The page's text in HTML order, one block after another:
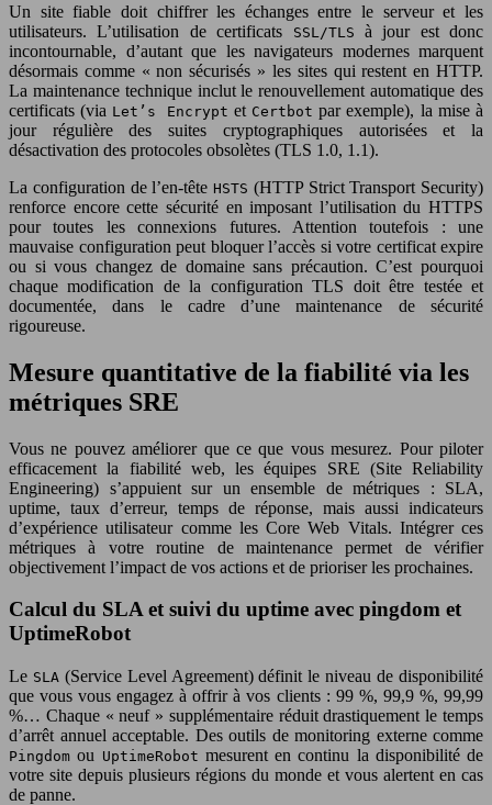
Un site fiable doit chiffrer les échanges entre le serveur et les
utilisateurs. L’utilisation de certificats
SSL/TLS à jour est donc
incontournable, d’autant que les navigateurs modernes marquent
désormais comme « non sécurisés » les sites qui restent en HTTP.
La maintenance technique inclut le renouvellement automatique des
certificats (via Let’s Encrypt et Certbot par exemple), la mise à
jour régulière des suites cryptographiques autorisées et la
désactivation des protocoles obsolètes (TLS 1.0, 1.1).
La configuration de l’en-tête HSTS (HTTP Strict Transport Security)
renforce encore cette sécurité en imposant l’utilisation du HTTPS
pour toutes les connexions futures. Attention toutefois : une
mauvaise configuration peut bloquer l’accès si votre certificat expire
ou si vous changez de domaine sans précaution. C’est pourquoi
chaque modification de la configuration TLS doit être testée et
documentée, dans le cadre d’une maintenance de sécurité
rigoureuse.
Mesure quantitative de la fiabilité via les
métriques SRE
Vous ne pouvez améliorer que ce que vous mesurez. Pour piloter
efficacement la fiabilité web, les équipes SRE (Site Reliability
Engineering) s’appuient sur un ensemble de métriques : SLA,
uptime, taux d’erreur, temps de réponse, mais aussi indicateurs
d’expérience utilisateur comme les Core Web Vitals. Intégrer ces
métriques à votre routine de maintenance permet de vérifier
objectivement l’impact de vos actions et de prioriser les prochaines.
Calcul du SLA et suivi du uptime avec pingdom et
UptimeRobot
Le SLA (Service Level Agreement) définit le niveau de disponibilité
que vous vous engagez à offrir à vos clients : 99 %, 99,9 %, 99,99
%… Chaque « neuf » supplémentaire réduit drastiquement le temps
d’arrêt annuel acceptable. Des outils de monitoring externe comme
Pingdom ou UptimeRobot mesurent en continu la disponibilité de
votre site depuis plusieurs régions du monde et vous alertent en cas
de panne.